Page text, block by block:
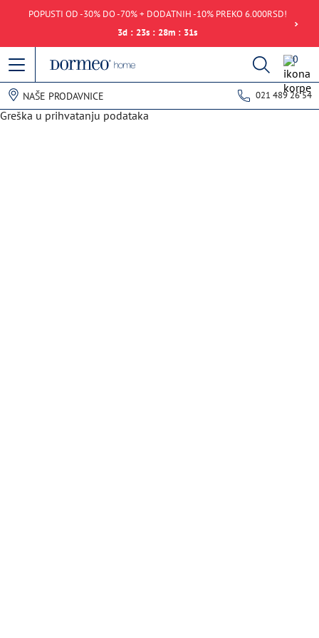
POPUSTI OD -30% DO -70% + DODATNIH -10% PREKO 6.000RSD!
3d : 23s : 28m : 31s
0
NAŠE PRODAVNICE 021 489 26 54
Greška u prihvatanju podataka